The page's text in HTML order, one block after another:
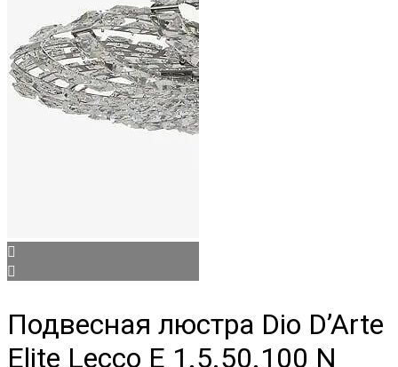
Подвесная люстра Dio D’Arte
Elite Lecco E 1.5.50.100 N